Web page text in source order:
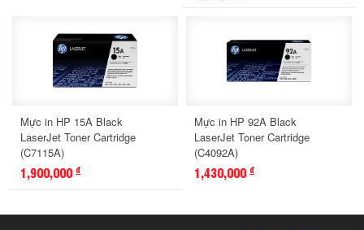
Mực in HP 15A Black
LaserJet Toner Cartridge
(C7115A)
1,900,000 đ
Mực in HP 92A Black
LaserJet Toner Cartridge
(C4092A)
1,430,000 đ